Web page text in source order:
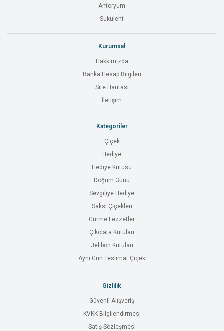
Antoryum
Sukulent
Kurumsal
Hakkımızda
Banka Hesap Bilgileri
Site Haritası
İletişim
Kategoriler
Çiçek
Hediye
Hediye Kutusu
Doğum Günü
Sevgiliye Hediye
Saksı Çiçekleri
Gurme Lezzetler
Çikolata Kutuları
Jelibon Kutuları
Aynı Gün Teslimat Çiçek
Gizlilik
Güvenli Alışveriş
KVKK Bilgilendirmesi
Satış Sözleşmesi